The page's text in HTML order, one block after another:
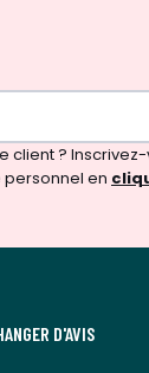
client ?
en
D'AVIS